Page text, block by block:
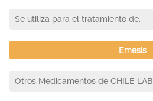
Se utiliza para el tratamiento de:
Emesis
Otros Medicamentos de CHILE LAB.